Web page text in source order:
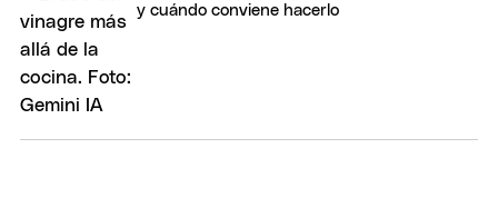
y cuándo conviene hacerlo